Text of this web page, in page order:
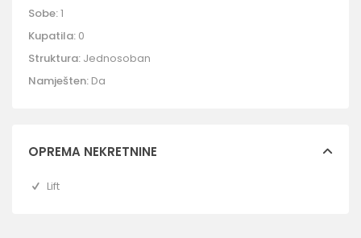
Sobe:1
Kupatila: 0
Struktura: Jednosoban
Namješten: Da
OPREMA NEKRETNINE
Lift